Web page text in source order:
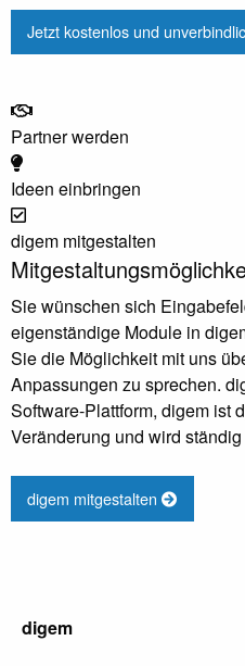
Jetzt kostenlos und
Partner werden
Ideen einbringen
digem mitgestalten
Sie wünschen sich
eigenständige Module in
Sie die Möglichkeit mit uns
Anpassungen zu sprechen.
Software-Plattform, digem ist
Veränderung und wird
digem mitgestalten
digem